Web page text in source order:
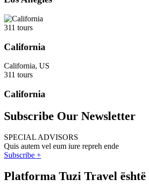
311 tours
California
California, US
311 tours
California
Subscribe Our Newsletter
SPECIAL ADVISORS
Quis autem vel eum iure repreh ende
Subscribe +
Platforma Tuzi Travel është